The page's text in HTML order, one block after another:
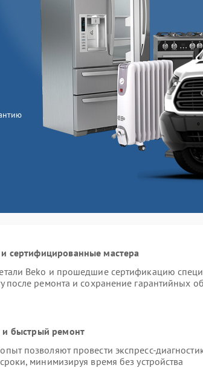
сертифицированные мастера
Beko и прошедшие сертификацию
после ремонта и сохранение гарантийных
и быстрый ремонт
позволяют провести экспресс-
минимизируя время без устройства